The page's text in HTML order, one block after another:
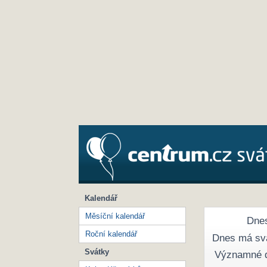
Dnes má
Významné
Kalendář
Měsíční kalendář
Roční kalendář
Svátky